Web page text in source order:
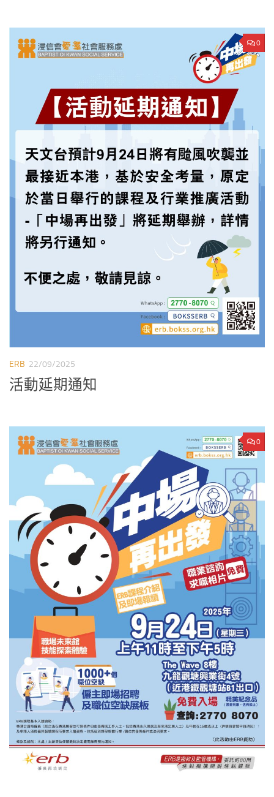
0
ERB 22/09/2025
活動延期通知
0